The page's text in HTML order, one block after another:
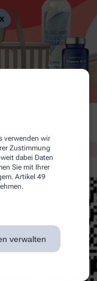
verwenden wir
Zustimmung
dabei Daten
Sie mit Ihrer
Artikel 49
verwalten